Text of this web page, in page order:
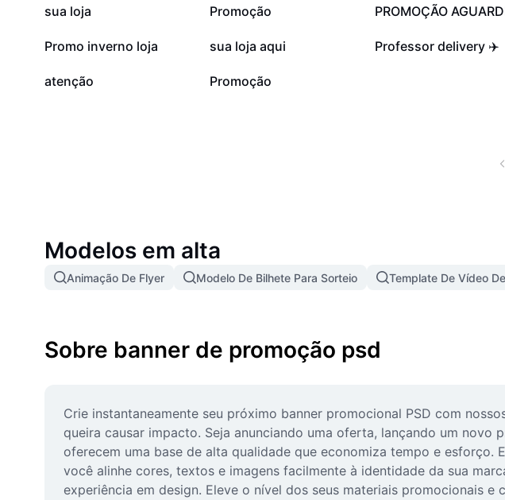
4,9 mil
sua loja 4,5 mil
Promoção 4,1 mil
PROMOÇÃO
691
Promo inverno loja 515
sua loja aqui 420
Professor delivery ✈️
28
atenção 0
Promoção
Modelos em alta
Animação De Flyer Modelo De Bilhete Para Sorteio Template De Vídeo
Sobre banner de promoção psd
Crie instantaneamente seu próximo banner promocional PSD com
queira causar impacto. Seja anunciando uma oferta, lançando um
oferecem uma base de alta qualidade que economiza tempo e
você alinhe cores, textos e imagens facilmente à identidade da sua
experiência em design. Eleve o nível dos seus materiais promocionais